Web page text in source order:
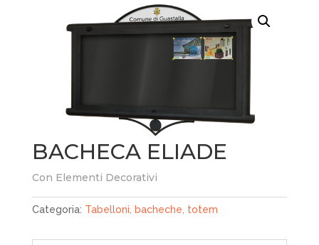
BACHECA ELIADE
Con Elementi Decorativi
Categoria: Tabelloni, bacheche, totem